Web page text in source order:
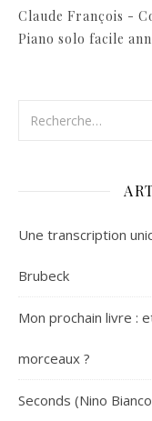
Claude François -
Piano solo facile
Une transcription
Brubeck
Mon prochain livre :
morceaux ?
Seconds (Nino